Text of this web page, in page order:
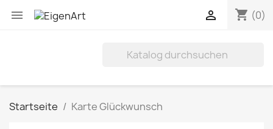
 shopping_cart (0)

Startseite Karte Glückwunsch